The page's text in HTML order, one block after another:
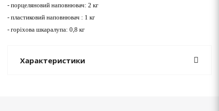
- порцеляновий наповнювач: 2 кг
- пластиковий наповнювач : 1 кг
- горіхова шкаралупа: 0,8 кг
Характеристики